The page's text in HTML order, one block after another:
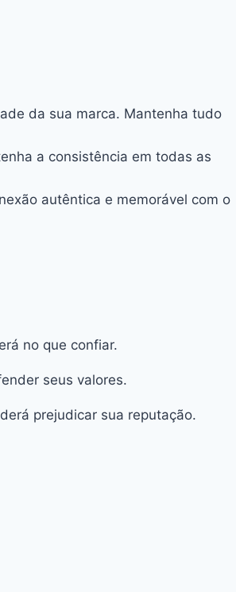
da sua marca. Mantenha tudo
a consistência em todas as
autêntica e memorável com o
no que confiar.
seus valores.
prejudicar sua reputação.